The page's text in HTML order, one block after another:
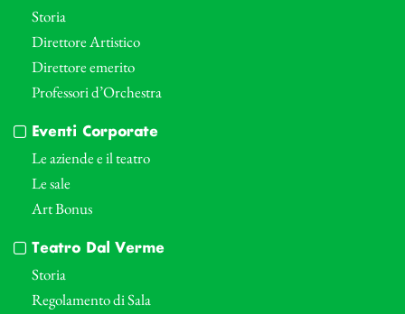
Storia
Direttore Artistico
Direttore emerito
Professori d’Orchestra
Eventi Corporate
Le aziende e il teatro
Le sale
Art Bonus
Teatro Dal Verme
Storia
Regolamento di Sala